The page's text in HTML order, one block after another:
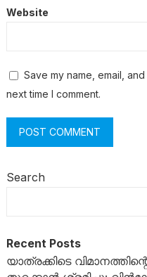
Website
Save my name, email,
next time I comment.
Search
Recent Posts
യാത്രക്കിടെ